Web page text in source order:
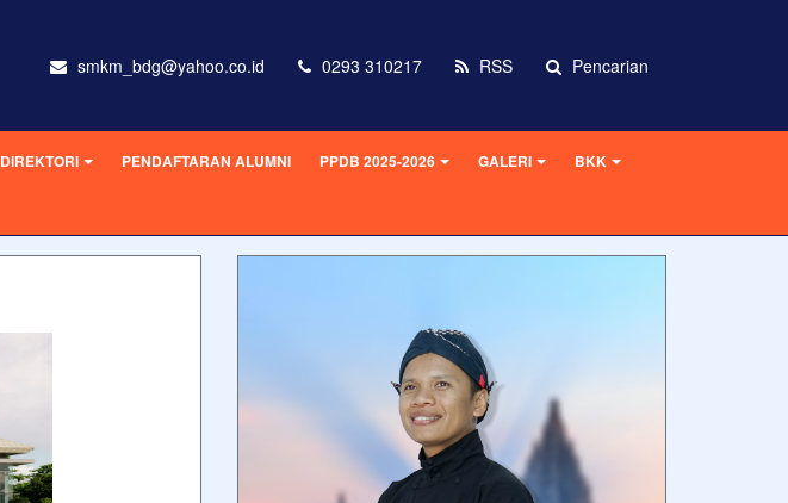
smkm_bdg@yahoo.co.id 0293 310217 RSS Pencarian
DIREKTORI PENDAFTARAN ALUMNI PPDB 2025-2026 GALERI BKK